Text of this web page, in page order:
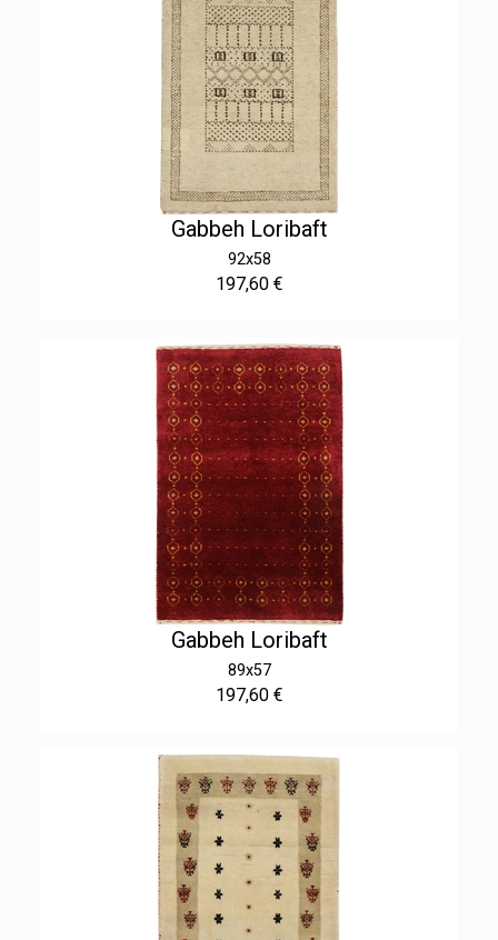
Gabbeh Loribaft
92x58
197,60 €
Gabbeh Loribaft
89x57
197,60 €